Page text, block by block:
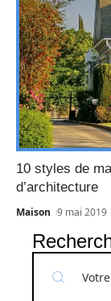
10 styles de
d’architecture
Maison 9 mai 2019